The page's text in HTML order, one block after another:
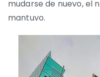
mudarse de nuevo, el
mantuvo.